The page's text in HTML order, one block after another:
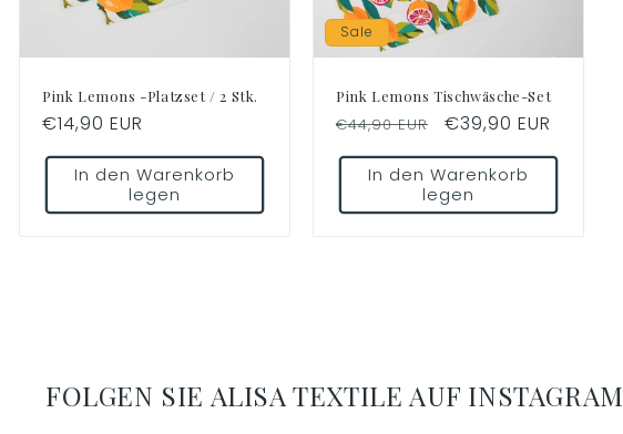
Pink Lemons -Platzset / 2 Stk.
Normaler
Preis
€14,90 EUR
In den Warenkorb
legen
Sale
Pink Lemons Tischwäsche-Set
Normaler
Preis
€44,90 EUR Verkaufspreis
€39,90 EUR
In den Warenkorb
legen
FOLGEN SIE ALISA TEXTILE AUF INSTAGRAM